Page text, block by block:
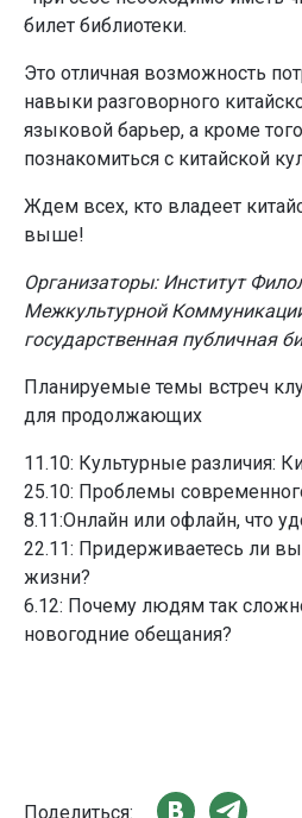
билет библиотеки.
Это отличная возможность
навыки разговорного
языковой барьер, а кроме
познакомиться с китайской
Ждем всех, кто владеет
выше!
Организаторы: Институт
Межкультурной
государственная публичная
Планируемые темы встреч
для продолжающих
11.10: Культурные различия:
25.10: Проблемы
8.11:Онлайн или офлайн, что
22.11: Придерживаетесь ли
жизни?
6.12: Почему людям так
новогодние обещания?
Поделиться: